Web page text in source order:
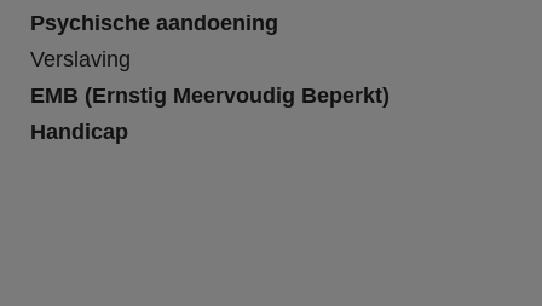
Psychische aandoening
Verslaving
EMB (Ernstig Meervoudig Beperkt)
Handicap